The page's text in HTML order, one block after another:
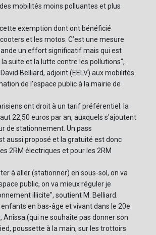
mobilités moins polluantes et plus
exemption dont ont bénéficié
et les motos. C’est une mesure
un effort significatif mais qui est
suite et la lutte contre les pollutions",
Belliard, adjoint (EELV) aux mobilités
de l'espace public à la mairie de
ont droit à un tarif préférentiel: la
22,50 euros par an, auxquels s'ajoutent
de stationnement. Un pass
aussi proposé et la gratuité est donc
2RM électriques et pour les 2RM
à aller (stationner) en sous-sol, on va
public, on va mieux réguler je
illicite", soutient M. Belliard.
en bas-âge et vivant dans le 20e
Anissa (qui ne souhaite pas donner son
poussette à la main, sur les trottoirs